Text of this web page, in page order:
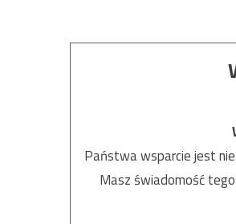
Państwa wsparcie jest
Masz świadomość